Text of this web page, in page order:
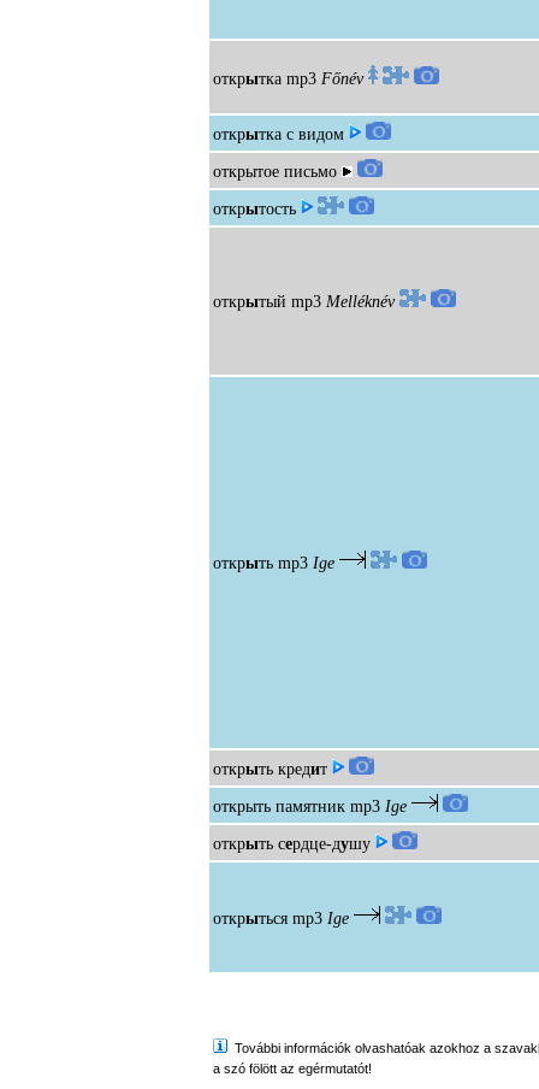
открытка mp3 Főnév
открытка с видом
открытое письмо
открытость
открытый mp3 Melléknév
открыть mp3 Ige
открыть кредит
открыть памятник mp3 Ige
открыть сердце-душу
открыться mp3 Ige
További információk olvashatóak azokhoz a
a szó fölött az egérmutatót!